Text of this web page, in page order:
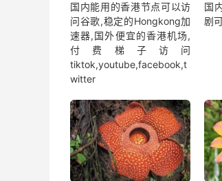
国内能用的香港节点可以访
问谷歌,稳定的Hongkong加
速器,国外便宜的香港机场,
付费梯子访问
tiktok,youtube,facebook,t
witter
国
剧